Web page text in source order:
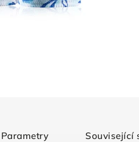
Parametry Související